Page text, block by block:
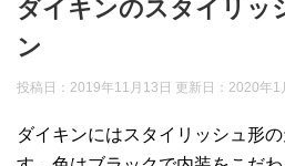
ダイキンのスタイリッ
ン
投稿日：2019年11月13日 更新日： 2020年1
ダイキンにはスタイリッシュ形